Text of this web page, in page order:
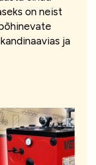
on neist
ja